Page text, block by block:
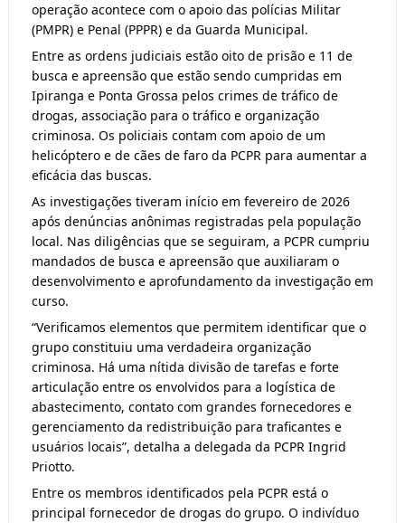
operação acontece com o apoio das polícias Militar
(PMPR) e Penal (PPPR) e da Guarda Municipal.
Entre as ordens judiciais estão oito de prisão e 11 de
busca e apreensão que estão sendo cumpridas em
Ipiranga e Ponta Grossa pelos crimes de tráfico de
drogas, associação para o tráfico e organização
criminosa. Os policiais contam com apoio de um
helicóptero e de cães de faro da PCPR para aumentar a
eficácia das buscas.
As investigações tiveram início em fevereiro de 2026
após denúncias anônimas registradas pela população
local. Nas diligências que se seguiram, a PCPR cumpriu
mandados de busca e apreensão que auxiliaram o
desenvolvimento e aprofundamento da investigação em
curso.
“Verificamos elementos que permitem identificar que o
grupo constituiu uma verdadeira organização
criminosa. Há uma nítida divisão de tarefas e forte
articulação entre os envolvidos para a logística de
abastecimento, contato com grandes fornecedores e
gerenciamento da redistribuição para traficantes e
usuários locais”, detalha a delegada da PCPR Ingrid
Priotto.
Entre os membros identificados pela PCPR está o
principal fornecedor de drogas do grupo. O indivíduo